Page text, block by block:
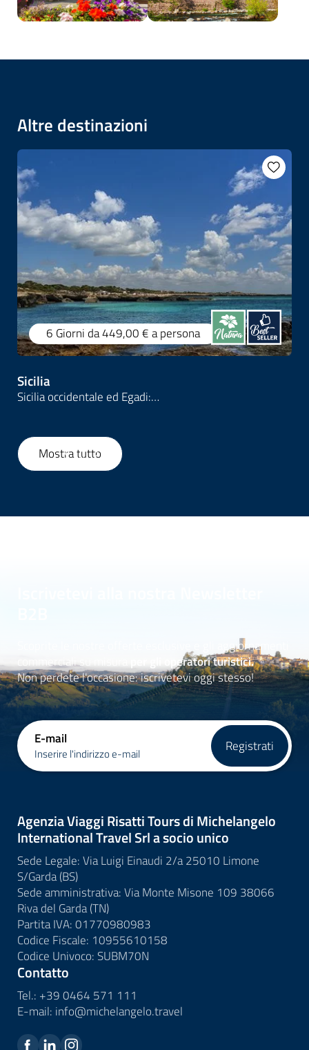
Altre destinazioni
6 Giorni da 449,00 €a persona
Sicilia
Sicilia occidentale ed Egadi:…
1 159
Mostra tutto
Scoprite le nostre offerte esclusive e gli aggiornamenti
commerciali su misura
per gli operatori turistici.
Non perdete l'occasione: iscrivetevi oggi stesso!
E-mail
Inserire l'indirizzo e-mail Registrati
Agenzia Viaggi Risatti Tours di Michelangelo
International Travel Srl a socio unico
Sede Legale: Via Luigi Einaudi 2/a 25010 Limone
S/Garda (BS)
Sede amministrativa: Via Monte Misone 109 38066
Riva del Garda (TN)
Partita IVA: 01770980983
Codice Fiscale: 10955610158
Codice Univoco: SUBM70N
Contatto
Tel.: +39 0464 571 111
E-mail: info@michelangelo.travel